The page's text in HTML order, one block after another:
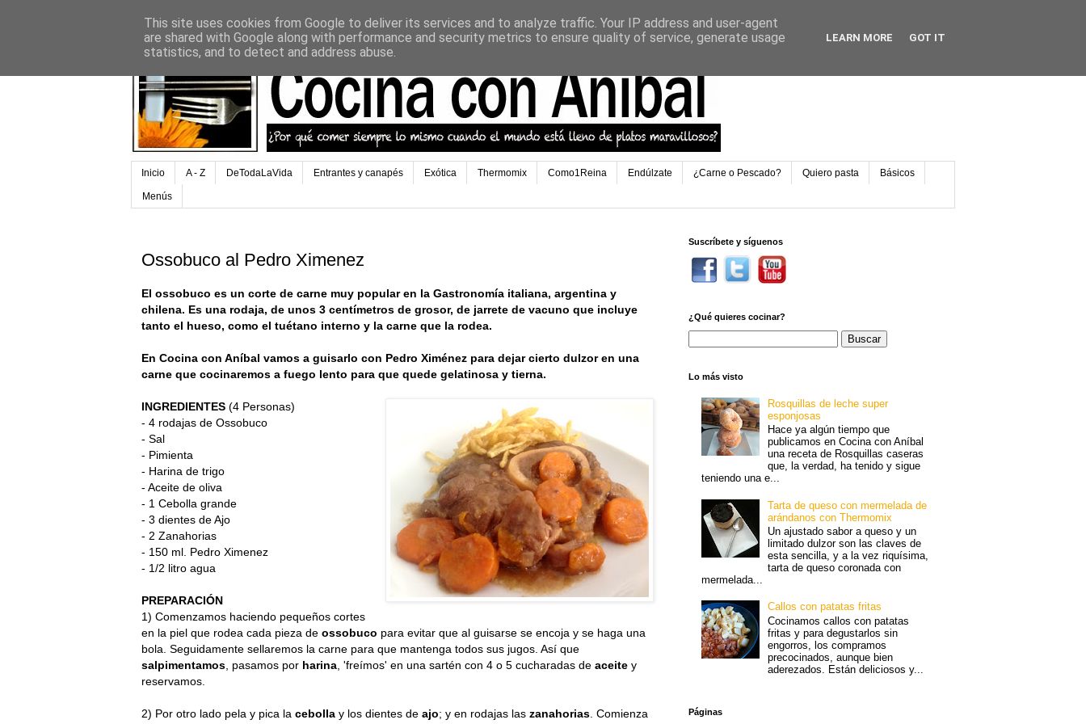
Inicio A - Z DeTodaLaVida Entrantes y canapés Exótica Thermomix Como1Reina Endúlzate ¿Carne o Pescado? Quiero pasta Básicos
Menús
Ossobuco al Pedro Ximenez
El ossobuco es un corte de carne muy popular en la Gastronomía italiana, argentina y
chilena. Es una rodaja, de unos 3 centímetros de grosor, de jarrete de vacuno que incluye
tanto el hueso, como el tuétano interno y la carne que la rodea.
En Cocina con Aníbal vamos a guisarlo con Pedro Ximénez para dejar cierto dulzor en una
carne que cocinaremos a fuego lento para que quede gelatinosa y tierna.
INGREDIENTES (4 Personas)
- 4 rodajas de Ossobuco
- Sal
- Pimienta
- Harina de trigo
- Aceite de oliva
- 1 Cebolla grande
- 3 dientes de Ajo
- 2 Zanahorias
- 150 ml. Pedro Ximenez
- 1/2 litro agua
PREPARACIÓN
1) Comenzamos haciendo pequeños cortes
en la piel que rodea cada pieza de ossobuco para evitar que al guisarse se encoja y se haga una
bola. Seguidamente sellaremos la carne para que mantenga todos sus jugos. Así que
salpimentamos , pasamos por harina , 'freímos' en una sartén con 4 o 5 cucharadas de aceite y
reservamos.
2) Por otro lado pela y pica la cebolla y los dientes de ajo; y en rodajas las zanahorias . Comienza
Suscríbete y síguenos
¿Qué quieres cocinar?
Lo más visto
Rosquillas de leche super
esponjosas
Hace ya algún tiempo que
publicamos en Cocina con Aníbal
una receta de Rosquillas caseras
que, la verdad, ha tenido y sigue
teniendo una e...
Tarta de queso con mermelada de
arándanos con Thermomix
Un ajustado sabor a queso y un
limitado dulzor son las claves de
esta sencilla, y a la vez riquísima,
tarta de queso coronada con
mermelada...
Callos con patatas fritas
Cocinamos callos con patatas
fritas y para degustarlos sin
engorros, los compramos
precocinados, aunque bien
aderezados. Están deliciosos y...
Páginas
This site uses cookies from Google to deliver its services and to analyze traffic. Your IP address and user-agent
are shared with Google along with performance and security metrics to ensure quality of service, generate usage
statistics, and to detect and address abuse.
LEARN MORE GOT IT